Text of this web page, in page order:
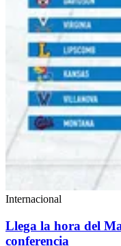
Internacional
Llega la hora del
conferencia